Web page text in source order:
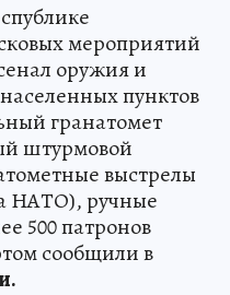
мероприятий
оружия и
пунктов
гранатомет
штурмовой
выстрелы
НАТО), ручные
500 патронов
сообщили в